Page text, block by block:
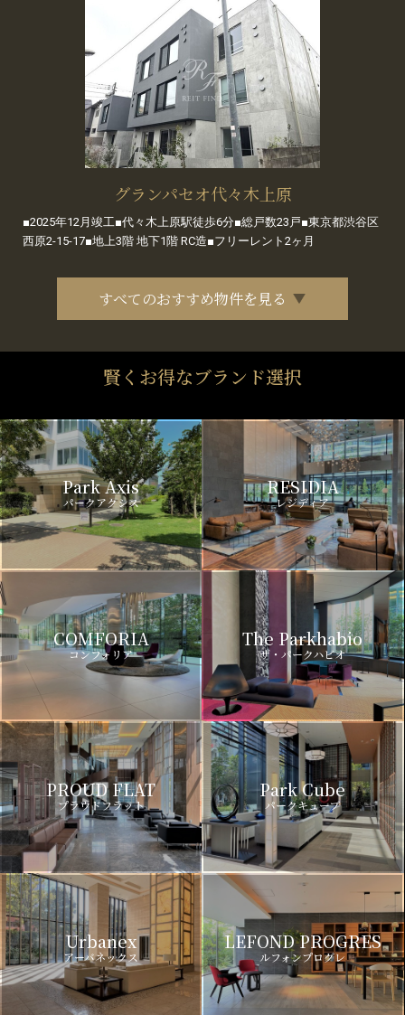
グランパセオ代々木上原
■2025年12月竣工■代々木上原駅徒歩6分■総戸数23戸■東京都渋谷区
西原2-15-17■地上3階 地下1階 RC造■フリーレント2ヶ月
すべてのおすすめ物件を見る
賢くお得なブランド選択
Park Axis
パークアクシス
RESIDIA
レジディア
COMFORIA
コンフォリア
The Parkhabio
ザ・パークハビオ
PROUD FLAT
プラウドフラット
Park Cube
パークキューブ
Urbanex
アーバネックス
LEFOND PROGRES
ルフォンプログレ